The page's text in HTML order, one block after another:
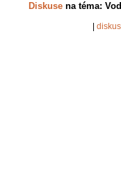
Diskusena téma: